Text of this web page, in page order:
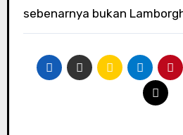
sebenarnya bukan